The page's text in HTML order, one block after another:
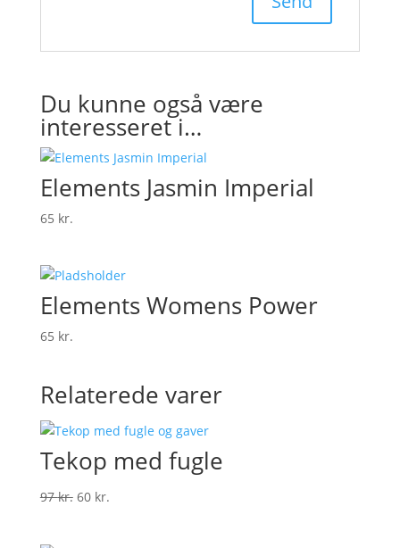
Du kunne også være
interesseret i…
Elements Jasmin Imperial
65 kr.
Elements Womens Power
65 kr.
Relaterede varer
Tekop med fugle
97kr. Den
60 kr.Den